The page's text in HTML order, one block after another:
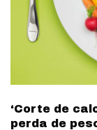
‘Corte de
perda de